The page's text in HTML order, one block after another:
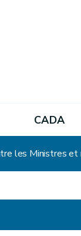
CADA
les Ministres